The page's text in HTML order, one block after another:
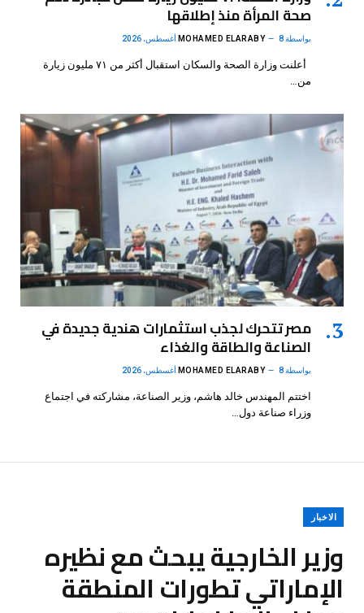
صحة المرأة منذ إطلاقها
بواسطة MOHAMED ELARABY 8 أغسطس، 2026
أعلنت وزارة الصحة والسكان استقبال أكثر من ٧١ مليون زيارة
من…
مصر تتحرك لجذب استثمارات هندية جديدة في
الصناعة والطاقة والغذاء
بواسطة MOHAMED ELARABY 8 أغسطس، 2026
اختتم المهندس خالد هاشم، وزير الصناعة، مشاركته في اجتماع
وزراء صناعة دول…
الاخبار
وزير الخارجية يبحث مع نظيره
الإماراتي تطورات المنطقة